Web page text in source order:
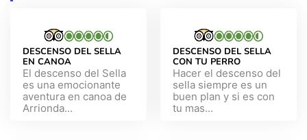
DESCENSO DEL SELLA
EN CANOA
El descenso del Sella
es una emocionante
aventura en canoa de
Arrionda...
DESCENSO DEL SELLA
CON TU PERRO
Hacer el descenso del
sella siempre es un
buen plan y si es con
tu mas...